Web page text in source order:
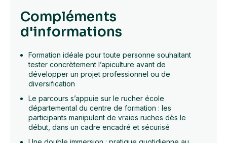
Compléments
d'informations
Formation idéale pour toute personne souhaitant
tester concrètement l’apiculture avant de
développer un projet professionnel ou de
diversification
Le parcours s’appuie sur le rucher école
départemental du centre de formation : les
participants manipulent de vraies ruches dès le
début, dans un cadre encadré et sécurisé